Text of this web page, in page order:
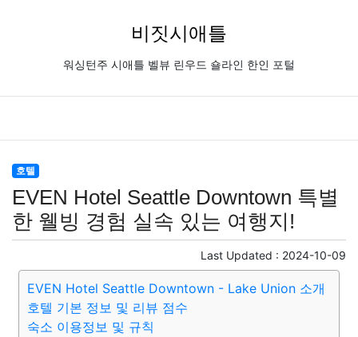
비짓시애틀
워싱턴주 시애틀 벨뷰 린우드 숄라인 한인 포털
호텔
EVEN Hotel Seattle Downtown 특별
한 웰빙 경험 실속 있는 여행지!
Last Updated : 2024-10-09
EVEN Hotel Seattle Downtown - Lake Union 소개
호텔 기본 정보 및 리뷰 점수
숙소 이용정보 및 규칙